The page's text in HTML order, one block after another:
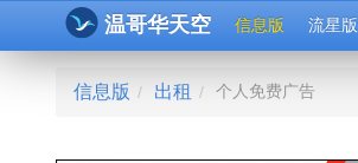
温哥华天空 信息版 流星版
信息版 / 出租 / 个人免费广告